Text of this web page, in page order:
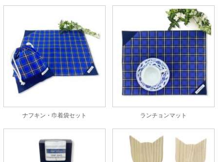
ナフキン・巾着袋セット ランチョンマット